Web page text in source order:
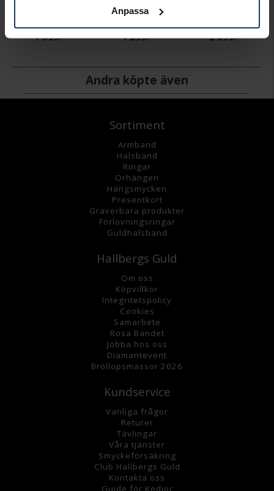
Anpassa
1 599:-
SIF JAKOBS
1 299:- 2 399:-
Andra köpte även
Sortiment
Armband
Halsband
Ringar
Örhängen
Hängsmycken
Presentkort
Graverbara produkter
Förlovningsringar
Guldhalsband
Hallbergs Guld
Om oss
Köpvillkor
Integritetspolicy
Cookies
Samarbete
Rosa Bandet
Jobba hos oss
Diamantevent
Bröllopsmässor 2026
Kundservice
Vanliga frågor
Returer
Tävlingar
Våra tjänster
Smyckeförsäkring
Club Hallbergs Guld
Kontakta oss
Guide för Kedjor